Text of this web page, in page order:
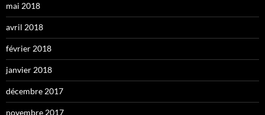
mai 2018
avril 2018
février 2018
janvier 2018
décembre 2017
novembre 2017